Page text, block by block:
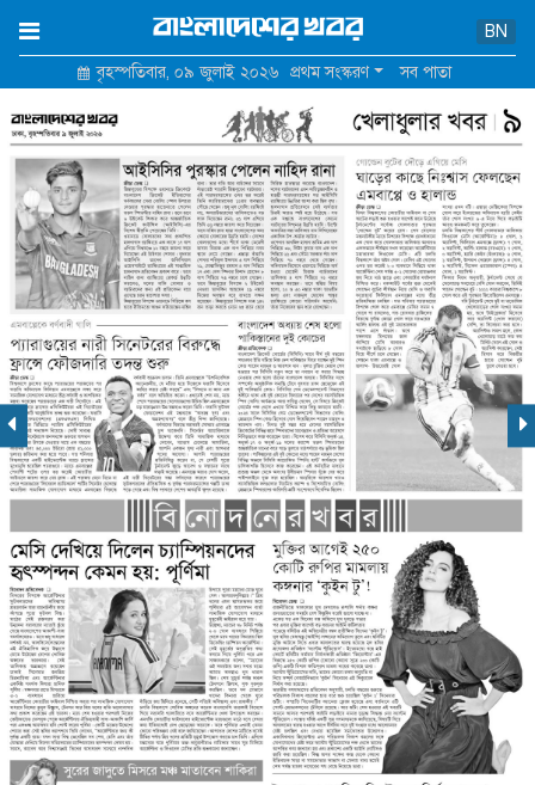
BN
বৃহস্পতিবার, ০৯ জুলাই ২০২৬ প্রথম সংস্করণ সব পাতা
×
আমাদের সম্পর্কে
যোগাযোগ
শর্তাবলি ও নীতিমালা
গোপনীয়তা নীতি
বিজ্ঞাপন মূল্য তালিকা
পুরোনো সাইট